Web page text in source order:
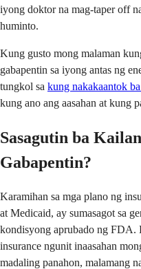
iyong doktor na mag-taper off
huminto.
Kung gusto mong malaman
gabapentin sa iyong antas ng
tungkol sa kung nakakaantok
kung ano ang aasahan at kung
Sasagutin ba
Gabapentin?
Karamihan sa mga plano ng
at Medicaid, ay sumasagot sa
kondisyong aprubado ng FDA.
insurance ngunit inaasahan
madaling panahon, malamang